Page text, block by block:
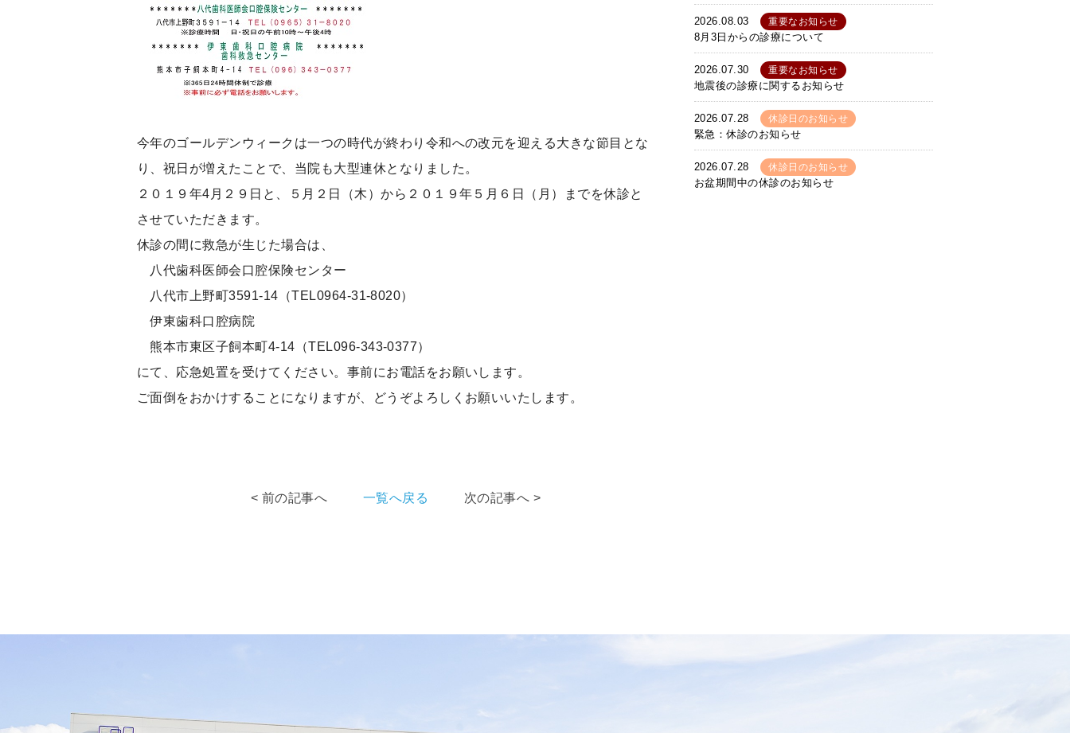
今年のゴールデンウィークは一つの時代が終わり令和への改元を迎える大きな節目とな
り、祝日が増えたことで、当院も大型連休となりました。
２０１９年4月２９日と、５月２日（木）から２０１９年５月６日（月）までを休診と
させていただきます。
休診の間に救急が生じた場合は、
八代歯科医師会口腔保険センター
八代市上野町3591-14（TEL0964-31-8020）
伊東歯科口腔病院
熊本市東区子飼本町4-14（TEL096-343-0377）
にて、応急処置を受けてください。事前にお電話をお願いします。
ご面倒をおかけすることになりますが、どうぞよろしくお願いいたします。
< 前の記事へ 一覧へ戻る 次の記事へ >
2026.08.03 重要なお知らせ
8月3日からの診療について
2026.07.30 重要なお知らせ
地震後の診療に関するお知らせ
2026.07.28 休診日のお知らせ
緊急：休診のお知らせ
2026.07.28 休診日のお知らせ
お盆期間中の休診のお知らせ